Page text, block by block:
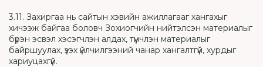
3.11. Захиргаа нь сайтын хэвийн ажиллагааг хангахыг
хичээж байгаа боловч Зохиогчийн нийтэлсэн материалыг
бүрэн эсвэл хэсэгчлэн алдах, түүнчлэн материалыг
байршуулах, үзэх үйлчилгээний чанар хангалтгүй, хурдыг
хариуцахгүй.